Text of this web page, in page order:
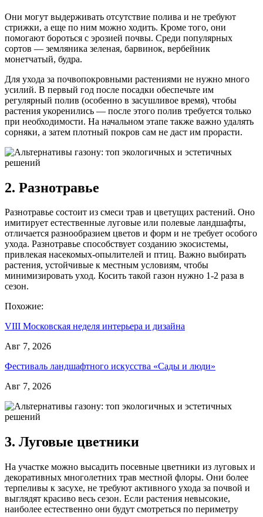
Они могут выдерживать отсутствие полива и не требуют
стрижки, а еще по ним можно ходить. Кроме того, они
помогают бороться с эрозией почвы. Среди популярных
сортов — земляника зеленая, барвинок, вербейник
монетчатый, будра.
Для ухода за почвопокровными растениями не нужно много
усилий. В первый год после посадки обеспечьте им
регулярный полив (особенно в засушливое время), чтобы
растения укоренились — после этого полив требуется только
при необходимости. На начальном этапе также важно удалять
сорняки, а затем плотный покров сам не даст им прорасти.
2. Разнотравье
Разнотравье состоит из смеси трав и цветущих растений. Оно
имитирует естественные луговые или полевые ландшафты,
отличается разнообразием цветов и форм и не требует особого
ухода. Разнотравье способствует созданию экосистемы,
привлекая насекомых-опылителей и птиц. Важно выбирать
растения, устойчивые к местным условиям, чтобы
минимизировать уход. Косить такой газон нужно 1-2 раза в
сезон.
Похожие:
VIII Московская неделя интерьера и дизайна
Авг 7, 2026
Фестиваль ландшафтного искусства «Сады и люди»
Авг 7, 2026
3. Луговые цветники
На участке можно высадить посевные цветники из луговых и
декоративных многолетних трав местной флоры. Они более
терпеливы к засухе, не требуют активного ухода за почвой и
выглядят красиво весь сезон. Если растения невысокие,
наиболее естественно они будут смотреться по периметру